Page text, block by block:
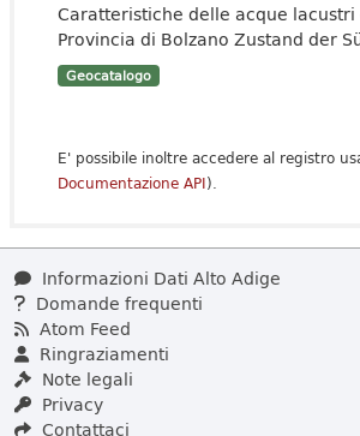
Caratteristiche delle acque lacustri
Provincia di Bolzano Zustand der
Geocatalogo
E' possibile inoltre accedere al registro
Documentazione API).
Informazioni Dati Alto Adige
Domande frequenti
Atom Feed
Ringraziamenti
Note legali
Privacy
Contattaci